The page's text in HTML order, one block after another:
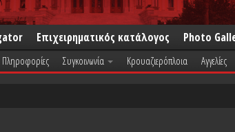
Επιχειρηματικός κατάλογος Photo
Πληροφορίες Συγκοινωνία Κρουαζιερόπλοια Αγγελίες